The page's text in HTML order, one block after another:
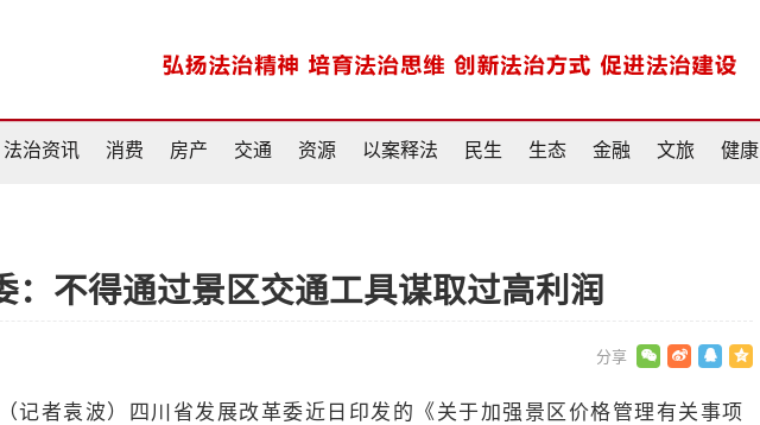
法治资讯 消费 房产 交通 资源 以案释法 民生 生态 金融 文旅 健康
：不得通过景区交通工具谋取过高利润
记者袁波）四川省发展改革委近日印发的《关于加强景区价格管理有关事项